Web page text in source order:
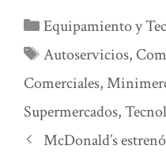
Categorías
Equipamiento y
Etiquetas
Autoservicios,
Comerciales,
Supermercados,
McDonald’s